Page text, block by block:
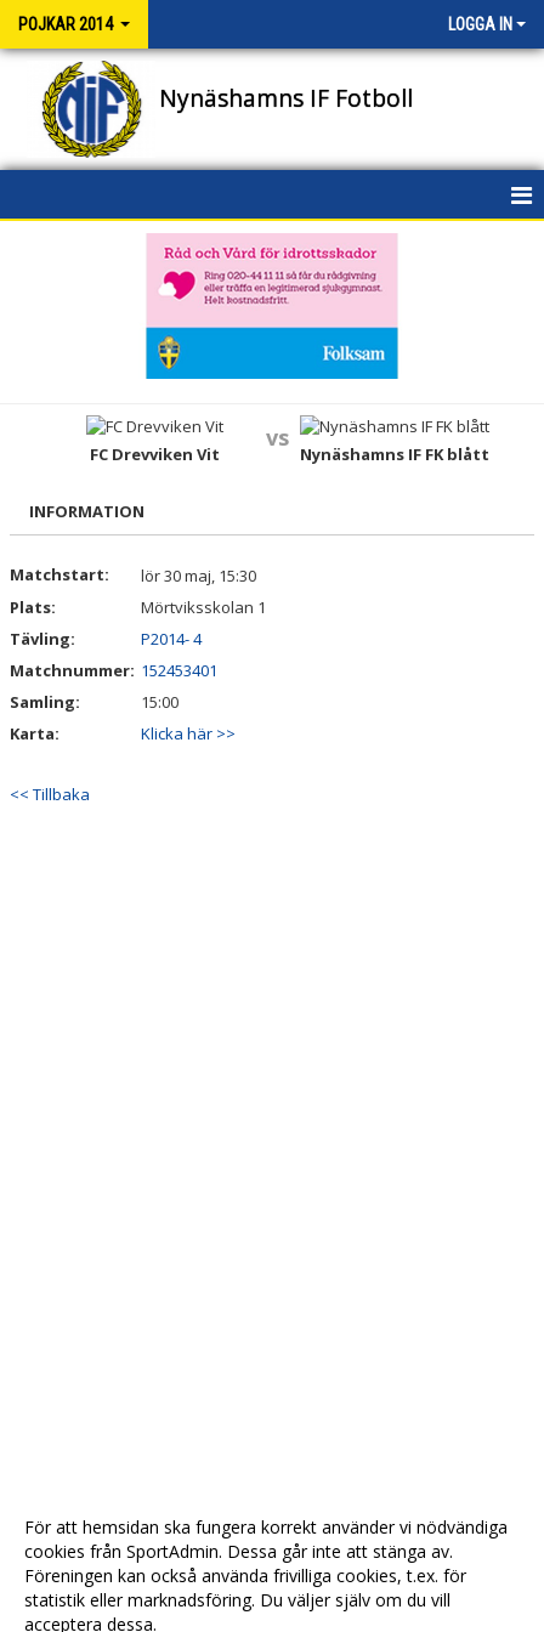
POJKAR 2014 LOGGA IN
Nynäshamns IF Fotboll
BILDGALLERI
KONTAKT
FC Drevviken Vit
vs
Nynäshamns IF FK blått
INFORMATION
Matchstart:
lör 30 maj, 15:30
Plats:
Mörtviksskolan 1
Tävling:
P2014- 4
Matchnummer: 152453401
Samling:
15:00
Karta:
Klicka här >>
<< Tillbaka
För att hemsidan ska fungera korrekt använder vi nödvändiga
cookies från SportAdmin. Dessa går inte att stänga av.
Föreningen kan också använda frivilliga cookies, t.ex. för
statistik eller marknadsföring. Du väljer själv om du vill
acceptera dessa.